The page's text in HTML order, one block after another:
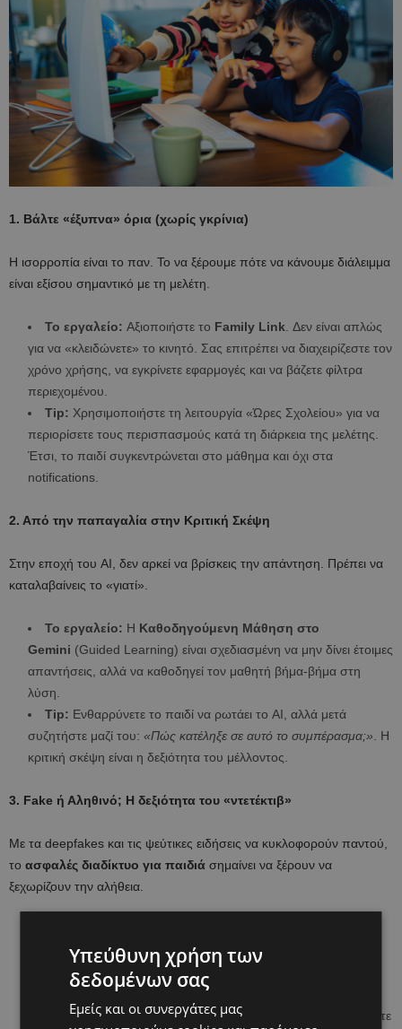
1. Βάλτε «έξυπνα» όρια (χωρίς γκρίνια)
Η ισορροπία είναι το παν. Το να ξέρουμε πότε να κάνουμε διάλειμμα
είναι εξίσου σημαντικό με τη μελέτη.
Το εργαλείο: Αξιοποιήστε το Family Link . Δεν είναι απλώς
για να «κλειδώνετε» το κινητό. Σας επιτρέπει να διαχειρίζεστε τον
χρόνο χρήσης, να εγκρίνετε εφαρμογές και να βάζετε φίλτρα
περιεχομένου.
Tip: Χρησιμοποιήστε τη λειτουργία «Ώρες Σχολείου» για να
περιορίσετε τους περισπασμούς κατά τη διάρκεια της μελέτης.
Έτσι, το παιδί συγκεντρώνεται στο μάθημα και όχι στα
notifications.
2. Από την παπαγαλία στην Κριτική Σκέψη
Στην εποχή του AI, δεν αρκεί να βρίσκεις την απάντηση. Πρέπει να
καταλαβαίνεις το «γιατί».
Το εργαλείο: Η Καθοδηγούμενη Μάθηση στο
Gemini (Guided Learning) είναι σχεδιασμένη να μην δίνει έτοιμες
απαντήσεις, αλλά να καθοδηγεί τον μαθητή βήμα-βήμα στη
λύση.
Tip: Ενθαρρύνετε το παιδί να ρωτάει το AI, αλλά μετά
συζητήστε μαζί του: «Πώς κατέληξε σε αυτό το συμπέρασμα;» . Η
κριτική σκέψη είναι η δεξιότητα του μέλλοντος.
3. Fake ή Αληθινό; Η δεξιότητα του «ντετέκτιβ»
Με τα deepfakes και τις ψεύτικες ειδήσεις να κυκλοφορούν παντού,
το ασφαλές διαδίκτυο για παιδιά σημαίνει να ξέρουν να
ξεχωρίζουν την αλήθεια.
(Σταμάτα),Investigate (Ερεύνησε την πηγή),
καλύτερη κάλυψη),
Το εργαλείο:
Χρησιμοποιήστε το “About this image” στην
Αναζήτηση Google για να δείτε το πλαίσιο μιας εικόνας και ψάξτε
Υπεύθυνη χρήση των
δεδομένων σας
Εμείς και οι συνεργάτες μας